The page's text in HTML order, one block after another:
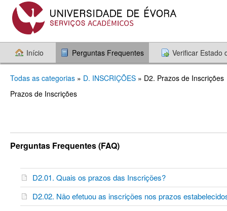
Início Perguntas Frequentes Verificar Estado
Todas as categorias » D. INSCRIÇÕES » D2. Prazos de Inscrições
Prazos de Inscrições
Perguntas Frequentes (FAQ)
D2.01. Quais os prazos das Inscrições?
D2.02. Não efetuou as inscrições nos prazos